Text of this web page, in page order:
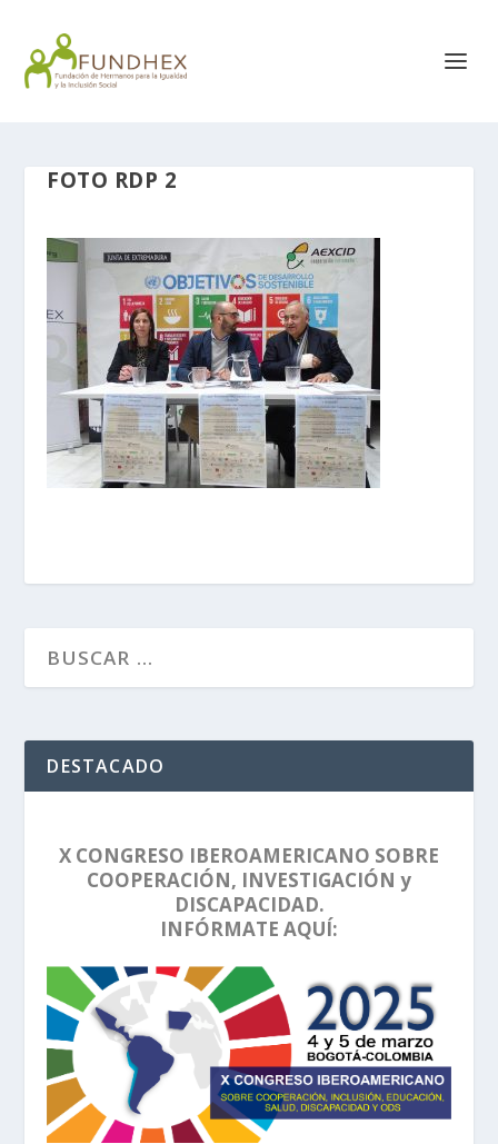
FOTO RDP 2
DESTACADO
X CONGRESO IBEROAMERICANO SOBRE
COOPERACIÓN, INVESTIGACIÓN y
DISCAPACIDAD.
INFÓRMATE AQUÍ: